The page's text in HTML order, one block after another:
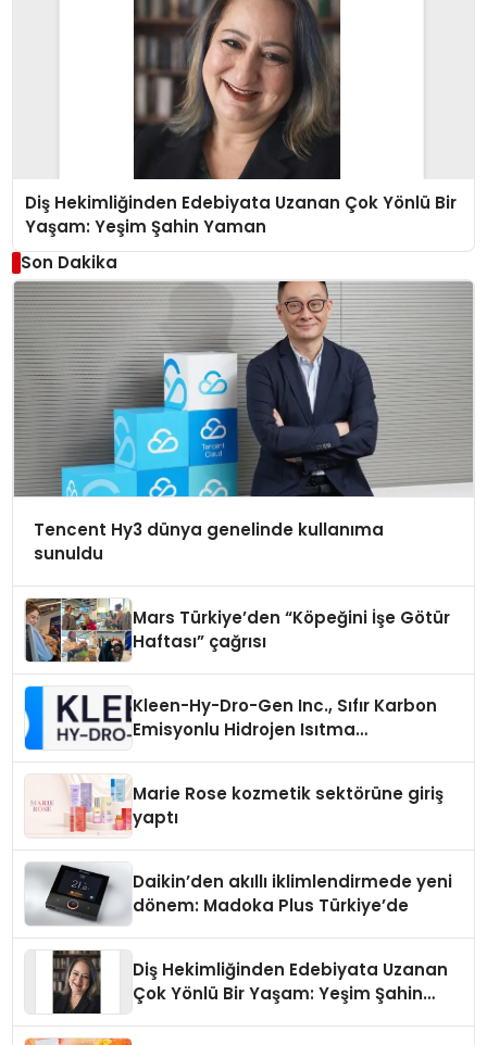
Diş Hekimliğinden Edebiyata Uzanan Çok Yönlü Bir
Yaşam: Yeşim Şahin Yaman
Son Dakika
Tencent Hy3 dünya genelinde kullanıma
sunuldu
Mars Türkiye’den “Köpeğini İşe Götür
Haftası” çağrısı
Kleen-Hy-Dro-Gen Inc., Sıfır Karbon
Emisyonlu Hidrojen Isıtma
Marie Rose kozmetik sektörüne giriş
yaptı
Daikin’den akıllı iklimlendirmede yeni
dönem: Madoka Plus Türkiye’de
Diş Hekimliğinden Edebiyata Uzanan
Çok Yönlü Bir Yaşam: Yeşim Şahin